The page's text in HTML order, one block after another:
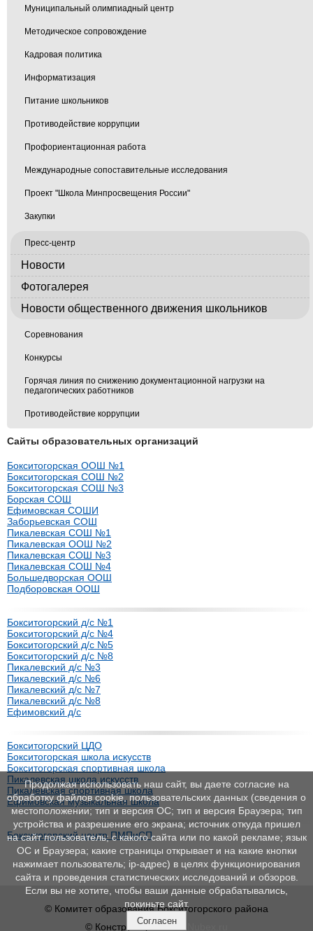
Муниципальный олимпиадный центр
Методическое сопровождение
Кадровая политика
Информатизация
Питание школьников
Противодействие коррупции
Профориентационная работа
Международные сопоставительные исследования
Проект "Школа Минпросвещения России"
Закупки
Пресс-центр
Новости
Фотогалерея
Новости общественного движения школьников
Соревнования
Конкурсы
Горячая линия по снижению документационной нагрузки на
педагогических работников
Противодействие коррупции
Сайты образовательных организаций
Бокситогорская ООШ №1
Бокситогорская СОШ №2
Бокситогорская СОШ №3
Борская СОШ
Ефимовская СОШИ
Заборьевская СОШ
Пикалевская СОШ №1
Пикалевская ООШ №2
Пикалевская СОШ №3
Пикалевская СОШ №4
Большедворская ООШ
Подборовская ООШ
Бокситогорский д/с №1
Бокситогорский д/с №4
Бокситогорский д/с №5
Бокситогорский д/с №8
Пикалевский д/с №3
Пикалевский д/с №6
Пикалевский д/с №7
Пикалевский д/с №8
Ефимовский д/с
Бокситогорский ЦДО
Бокситогорская школа искусств
Бокситогорская спортивная школа
Пикалевская школа искусств
Пикалевская спортивная школа
Ефимовская музыкальная школа
Бокситогорский центр ПМПиСП
© Комитет образования Бокситогорского района
© Конструктор сайтов
Продолжая использовать наш сайт, вы даете согласие на
обработку файлов cookie, пользовательских данных (сведения о
местоположении; тип и версия ОС; тип и версия Браузера; тип
устройства и разрешение его экрана; источник откуда пришел
на сайт пользователь; с какого сайта или по какой рекламе; язык
ОС и Браузера; какие страницы открывает и на какие кнопки
нажимает пользователь; ip-адрес) в целях функционирования
сайта и проведения статистических исследований и обзоров.
Если вы не хотите, чтобы ваши данные обрабатывались,
покиньте сайт.
Согласен